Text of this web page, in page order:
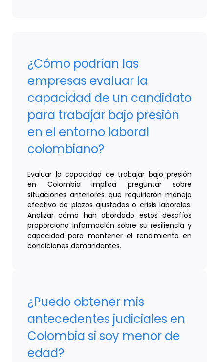
¿Cómo podrían las
empresas evaluar la
capacidad de un candidato
para trabajar bajo presión
en el entorno laboral
colombiano?
Evaluar la capacidad de trabajar bajo presión
en Colombia implica preguntar sobre
situaciones anteriores que requirieron manejo
efectivo de plazos ajustados o crisis laborales.
Analizar cómo han abordado estos desafíos
proporciona información sobre su resiliencia y
capacidad para mantener el rendimiento en
condiciones demandantes.
¿Puedo obtener mis
antecedentes judiciales en
Colombia si soy menor de
edad?